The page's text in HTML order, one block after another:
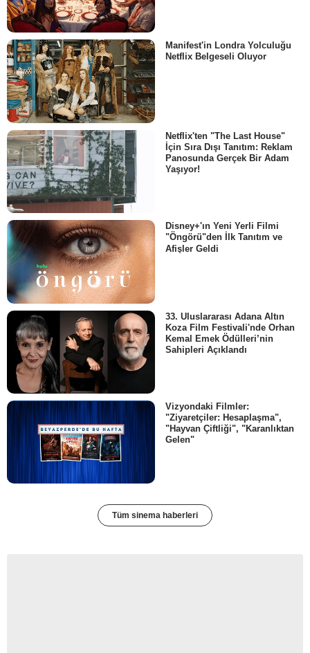
Manifest'in Londra Yolculuğu
Netflix Belgeseli Oluyor
Netflix'ten "The Last House"
İçin Sıra Dışı Tanıtım: Reklam
Panosunda Gerçek Bir Adam
Yaşıyor!
Disney+'ın Yeni Yerli Filmi
"Öngörü"den İlk Tanıtım ve
Afişler Geldi
33. Uluslararası Adana Altın
Koza Film Festivali'nde Orhan
Kemal Emek Ödülleri’nin
Sahipleri Açıklandı
Vizyondaki Filmler:
"Ziyaretçiler: Hesaplaşma",
"Hayvan Çiftliği", "Karanlıktan
Gelen"
Tüm sinema haberleri